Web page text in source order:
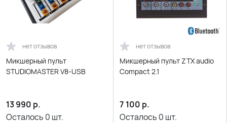
нет отзывов
Микшерный пульт
STUDIOMASTER V8-USB
13 990 р.
Осталось 0 шт.
нет отзывов
Микшерный пульт ZTX audio
Compact 2.1
7 100 р.
Осталось 0 шт.